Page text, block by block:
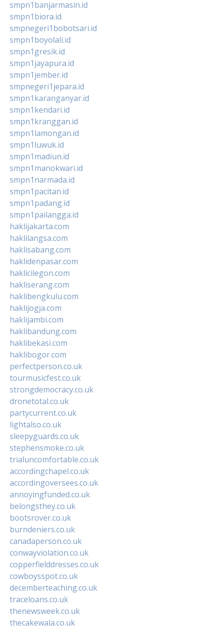
smpn1banjarmasin.id
smpn1biora.id
smpnegeri1bobotsari.id
smpn1boyolali.id
smpn1gresik.id
smpn1jayapura.id
smpn1jember.id
smpnegeri1jepara.id
smpn1karanganyar.id
smpn1kendari.id
smpn1kranggan.id
smpn1lamongan.id
smpn1luwuk.id
smpn1madiun.id
smpn1manokwari.id
smpn1narmada.id
smpn1pacitan.id
smpn1padang.id
smpn1pailangga.id
haklijakarta.com
haklilangsa.com
haklisabang.com
haklidenpasar.com
haklicilegon.com
hakliserang.com
haklibengkulu.com
haklijogja.com
haklijambi.com
haklibandung.com
haklibekasi.com
haklibogor.com
perfectperson.co.uk
tourmusicfest.co.uk
strongdemocracy.co.uk
dronetotal.co.uk
partycurrent.co.uk
lightalso.co.uk
sleepyguards.co.uk
stephensmoke.co.uk
trialuncomfortable.co.uk
accordingchapel.co.uk
accordingoversees.co.uk
annoyingfunded.co.uk
belongsthey.co.uk
bootsrover.co.uk
burndeniers.co.uk
canadaperson.co.uk
conwayviolation.co.uk
copperfielddresses.co.uk
cowboysspot.co.uk
decemberteaching.co.uk
traceloans.co.uk
thenewsweek.co.uk
thecakewala.co.uk